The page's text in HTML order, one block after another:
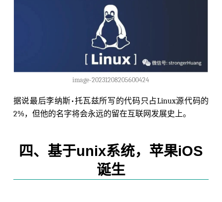
image-20231208205600424
据说最后李纳斯•托瓦兹所写的代码只占Linux源代码的
2%，但他的名字将会永远的留在互联网发展史上。
四、基于unix系统，苹果iOS
诞生